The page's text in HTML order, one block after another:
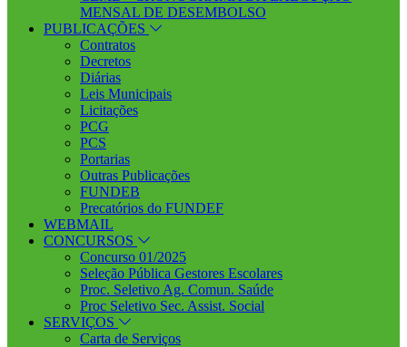
MENSAL DE DESEMBOLSO
PUBLICAÇÕES
Contratos
Decretos
Diárias
Leis Municipais
Licitações
PCG
PCS
Portarias
Outras Publicações
FUNDEB
Precatórios do FUNDEF
WEBMAIL
CONCURSOS
Concurso 01/2025
Seleção Pública Gestores Escolares
Proc. Seletivo Ag. Comun. Saúde
Proc Seletivo Sec. Assist. Social
SERVIÇOS
Carta de Serviços